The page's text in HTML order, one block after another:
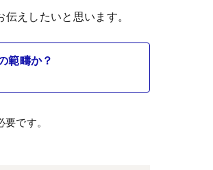
えしたいと思います。
範疇か？
です。